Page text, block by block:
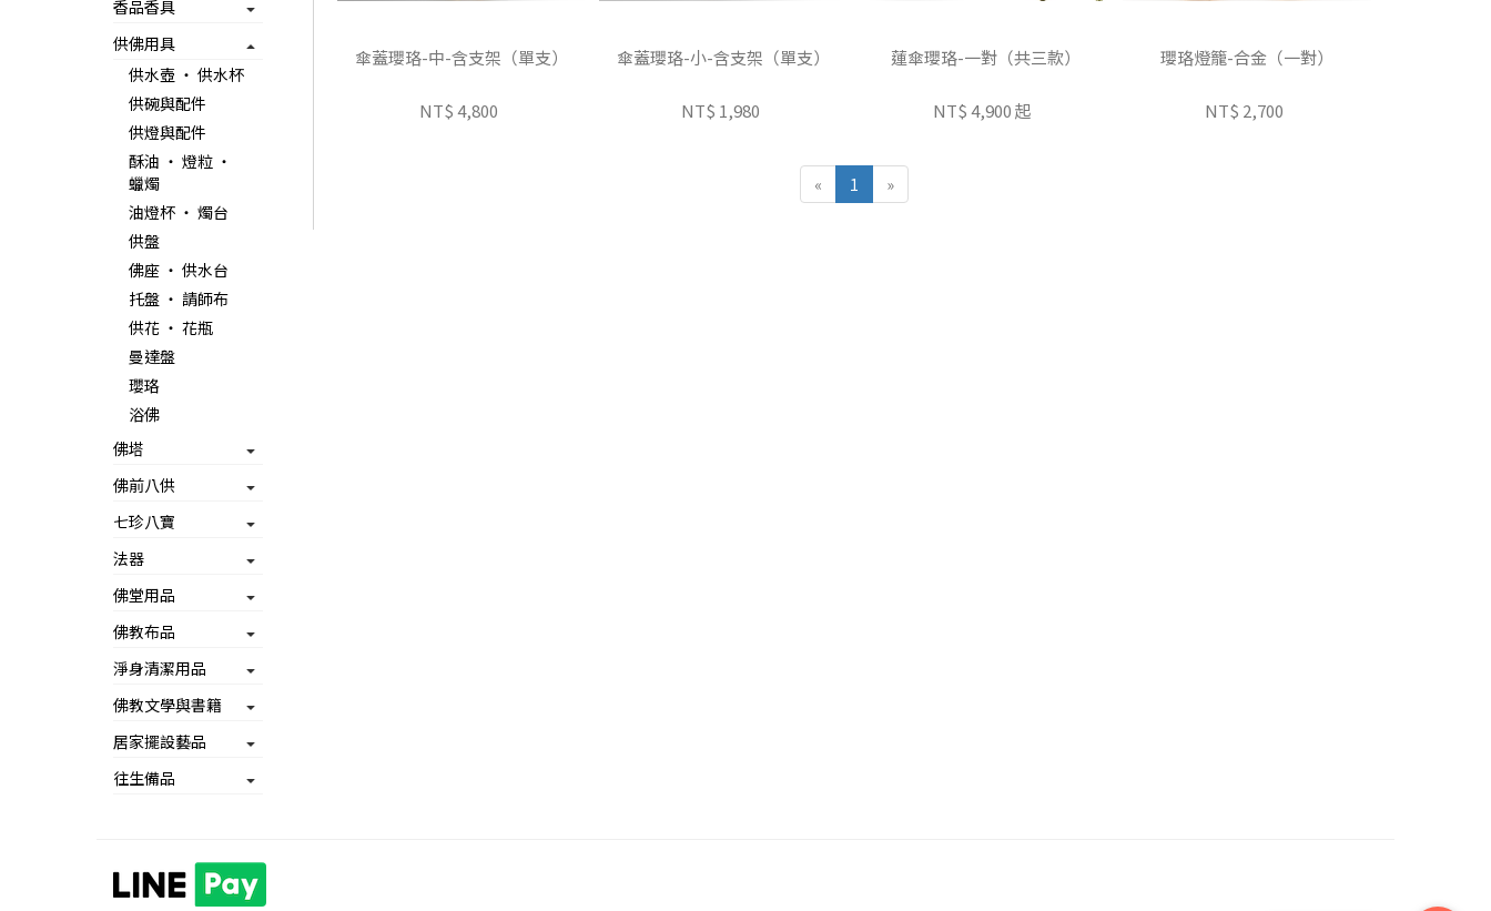
香品香具
供佛用具
供水壺 ‧ 供水杯
供碗與配件
供燈與配件
酥油 ‧ 燈粒 ‧
蠟燭
油燈杯 ‧ 燭台
供盤
佛座 ‧ 供水台
托盤 ‧ 請師布
供花 ‧ 花瓶
曼達盤
瓔珞
浴佛
佛塔
佛前八供
七珍八寶
法器
佛堂用品
佛教布品
淨身清潔用品
佛教文學與書籍
居家擺設藝品
往生備品
傘蓋瓔珞-中-含支架（單支）
NT$ 4,800
傘蓋瓔珞-小-含支架（單支）
NT$ 1,980
蓮傘瓔珞-一對（共三款）
NT$ 4,900 起
瓔珞燈籠-合金（一對）
NT$ 2,700
« 1 »